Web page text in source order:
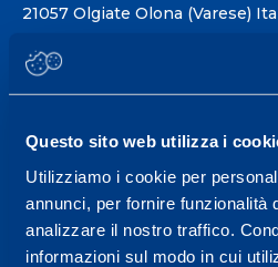
Questo sito web utilizza i
Utilizziamo i cookie per
annunci, per fornire funzionalità
analizzare il nostro traffico.
informazioni sul modo in cui
21057 Olgiate Olona (Varese)
Per prenotare una visita o
informazioni: telefonare allo
ORARI DI APERTURA
Da Lunedì al Venerdì
08.30 - 18.30